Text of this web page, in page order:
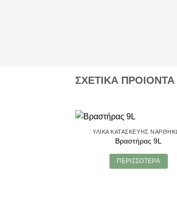
ΣΧΕΤΙΚΑ ΠΡΟΙΟΝΤΑ
ΥΛΙΚΆ ΚΑΤΑΣΚΕΥΉΣ
Βραστήρας 9L
ΠΕΡΙΣΣΌΤΕΡΑ